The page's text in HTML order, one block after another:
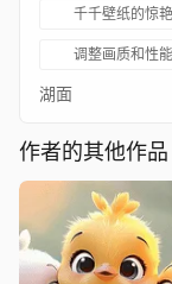
千千壁纸的惊
调整画质和性能
湖面
作者的其他作品